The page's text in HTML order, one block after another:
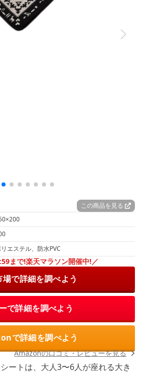
この商品を見る
エステル、防水PVC
まで!楽天マラソン開催中!／
場で詳細を調べよう
で詳細を調べよう
で詳細を調べよう
ートは、大人3〜6人が座れる大き
Amazonの口コミ・レビューを見る